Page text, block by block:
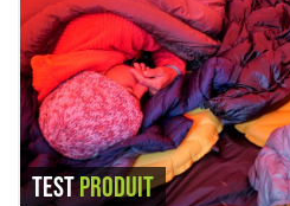
pris l’habitude d’avoir du
trimballe leQuilt 350
exemple ! Sous 500
quilts : le Quilt 150 et le
indique le poids de duvet
testé le plus léger des
précisément les limites
LIRE LE
TESTPRODUIT